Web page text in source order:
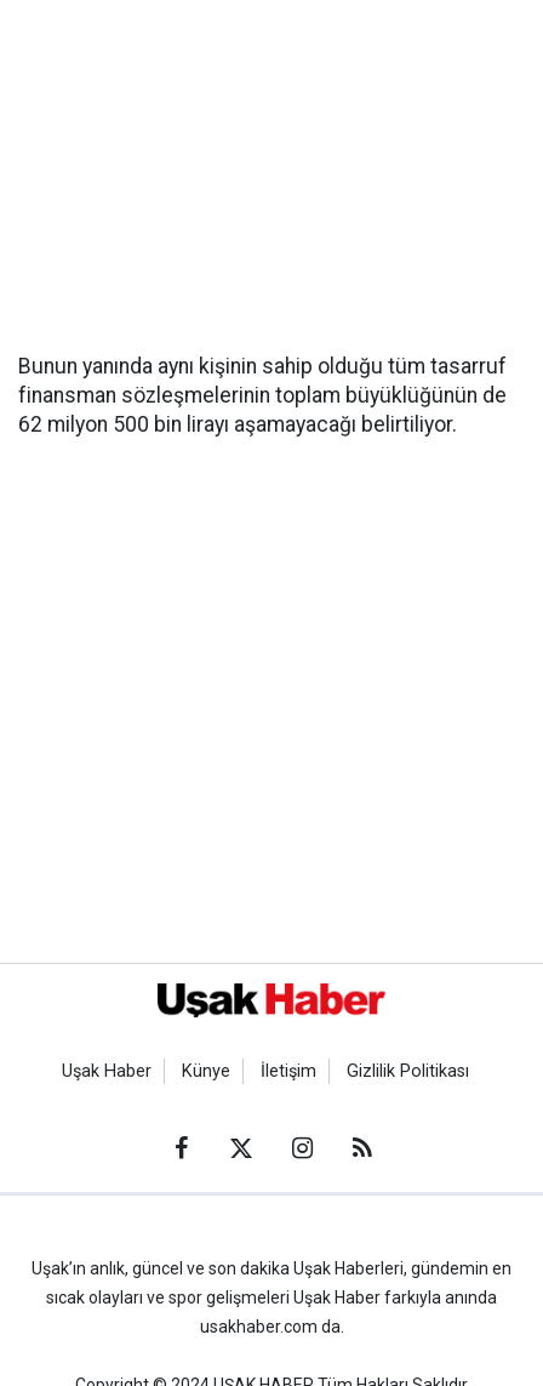
Bunun yanında aynı kişinin sahip olduğu tüm tasarruf
finansman sözleşmelerinin toplam büyüklüğünün de
62 milyon 500 bin lirayı aşamayacağı belirtiliyor.
Uşak Haber Künye İletişim Gizlilik Politikası
Uşak’ın anlık, güncel ve son dakika Uşak Haberleri, gündemin en
sıcak olayları ve spor gelişmeleri Uşak Haber farkıyla anında
usakhaber.com da.